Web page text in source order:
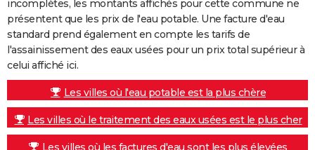
incomplètes, les montants affichés pour cette commune ne
présentent que les prix de l'eau potable. Une facture d'eau
standard prend également en compte les tarifs de
l'assainissement des eaux usées pour un prix total supérieur à
celui affiché ici.
Les villes où l'eau potable est la plus chère
Les villes où le traitement des eaux usées est le plus cher
Les villes où les factures d'eau sont les plus élevées